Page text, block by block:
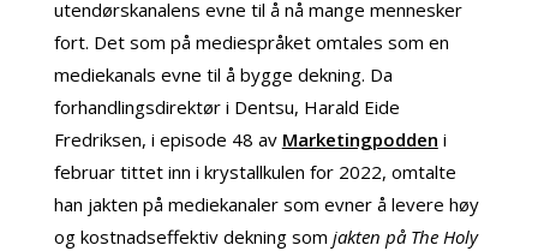
utendørskanalens evne til å nå mange mennesker
fort. Det som på mediespråket omtales som en
mediekanals evne til å bygge dekning. Da
forhandlingsdirektør i Dentsu, Harald Eide
Fredriksen, i episode 48 av Marketingpodden i
februar tittet inn i krystallkulen for 2022, omtalte
han jakten på mediekanaler som evner å levere høy
og kostnadseffektiv dekning som jakten på The Holy